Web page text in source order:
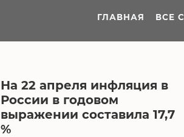
ГЛАВНАЯ ВСЕ
На 22 апреля инфляция в
России в годовом
выражении составила 17,7
%